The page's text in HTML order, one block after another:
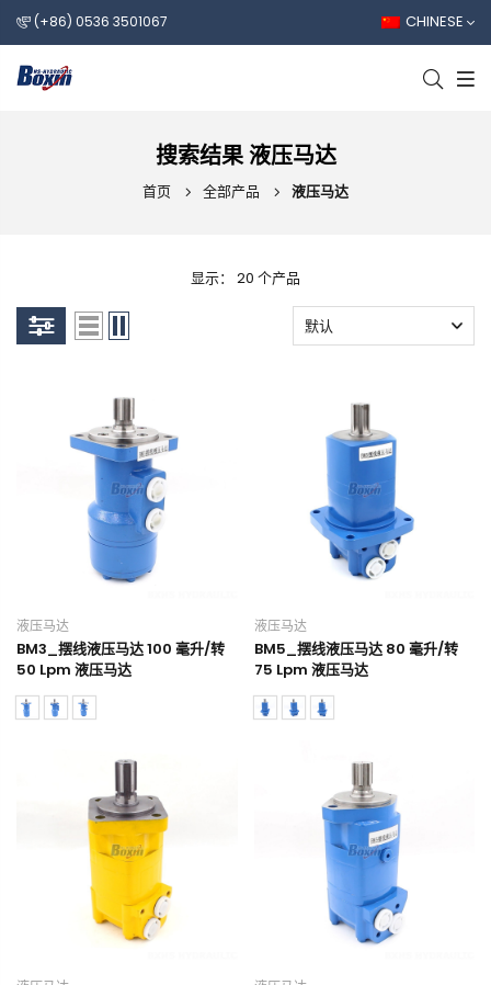
(+86) 0536 3501067 CHINESE
搜索结果 液压马达
首页 全部产品 液压马达
显示： 20 个产品
液压马达
BM3_摆线液压马达 100 毫升/转
50 Lpm 液压马达
液压马达
BM5_摆线液压马达 80 毫升/转
75 Lpm 液压马达